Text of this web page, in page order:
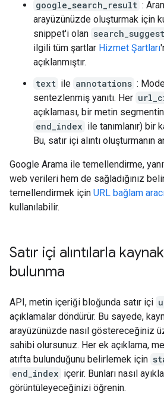
google_search_result :
arayüzünüzde oluşturmak için
snippet'i olan
ilgili tüm şartlar Hizmet Şartları
açıklanmıştır.
text ile annotations :
sentezlenmiş yanıtı. Her
açıklaması, bir metin
end_index ile tanımlanır) bir
Bu, satır içi alıntı oluşturmanın
Google Arama ile temellendirme,
web verileri hem de sağladığınız
temellendirmek için URL bağlam
kullanılabilir.
Satır içi alıntılarla
bulunma
API, metin içeriği bloğunda satır içi
açıklamalar döndürür. Bu sayede,
arayüzünüzde nasıl göstereceğiniz
sahibi olursunuz. Her ek açıklama,
atıfta bulunduğunu belirlemek için
end_index içerir. Bunları nasıl
görüntüleyeceğinizi öğrenin.